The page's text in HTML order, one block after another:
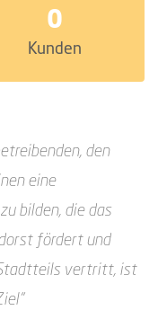
0
Kunden
den
eine
bilden, die das
fördert und
vertritt, ist